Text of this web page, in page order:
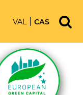
VAL CAS